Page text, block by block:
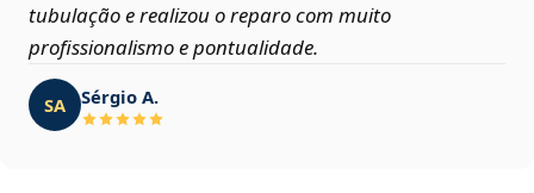
tubulação e realizou o reparo com muito
profissionalismo e pontualidade.
SA Sérgio A.